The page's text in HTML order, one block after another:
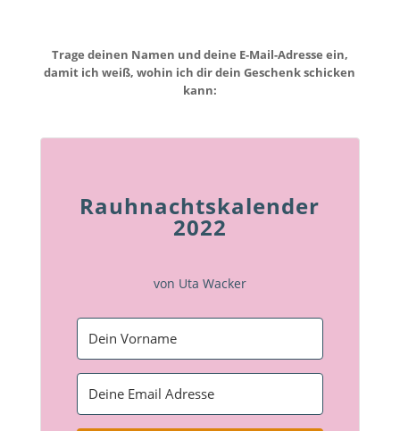
Trage deinen Namen und deine E-Mail-Adresse ein,
damit ich weiß, wohin ich dir dein Geschenk schicken
kann:
Rauhnachtskalender
2022
von Uta Wacker